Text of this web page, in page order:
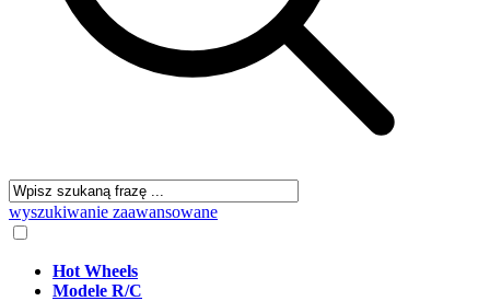
wyszukiwanie zaawansowane
Hot Wheels
Modele R/C